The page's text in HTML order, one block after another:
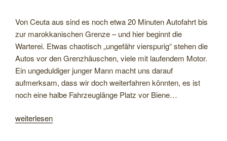
Von Ceuta aus sind es noch etwa 20 Minuten Autofahrt bis
zur marokkanischen Grenze – und hier beginnt die
Warterei. Etwas chaotisch „ungefähr vierspurig“ stehen die
Autos vor den Grenzhäuschen, viele mit laufendem Motor.
Ein ungeduldiger junger Mann macht uns darauf
aufmerksam, dass wir doch weiterfahren könnten, es ist
noch eine halbe Fahrzeuglänge Platz vor Biene…
„Erste
weiterlesen